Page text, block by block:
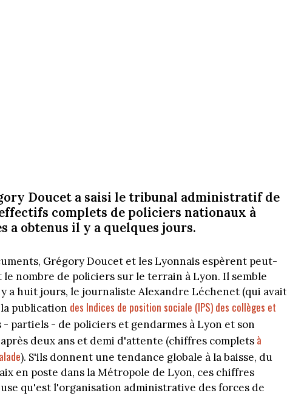
Doucet a saisi le tribunal administratif de
complets de policiers nationaux à
a obtenus il y a quelques jours.
Grégory Doucet et les Lyonnais espèrent peut-
nombre de policiers sur le terrain à Lyon. Il semble
a huit jours, le journaliste Alexandre Léchenet (qui avait
publication des Indices de position sociale (IPS) des collèges et
- partiels - de policiers et gendarmes à Lyon et son
deux ans et demi d'attente (chiffres complets à
). S'ils donnent une tendance globale à la baisse, du
en poste dans la Métropole de Lyon, ces chiffres
qu'est l'organisation administrative des forces de